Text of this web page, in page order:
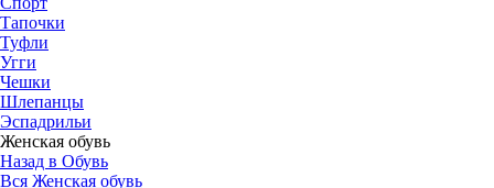
Тапочки
Туфли
Угги
Чешки
Шлепанцы
Эспадрильи
Женская обувь
Назад в Обувь
Вся Женская обувь